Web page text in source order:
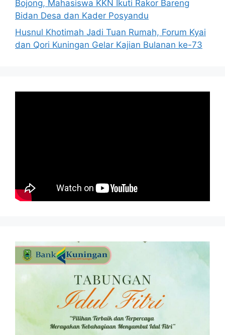
Bojong, Mahasiswa KKN Ikuti Rakor Bareng
Bidan Desa dan Kader Posyandu
Husnul Khotimah Jadi Tuan Rumah, Forum Kyai
dan Qori Kuningan Gelar Kajian Bulanan ke-73